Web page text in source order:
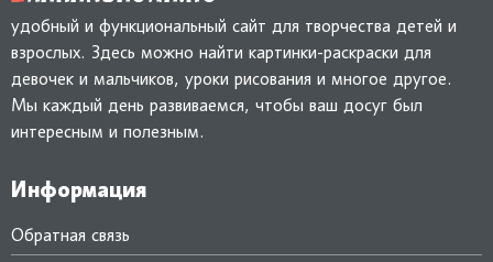
удобный и функциональный сайт для творчества детей и
взрослых. Здесь можно найти картинки-раскраски для
девочек и мальчиков, уроки рисования и многое другое.
Мы каждый день развиваемся, чтобы ваш досуг был
интересным и полезным.
Информация
Обратная связь